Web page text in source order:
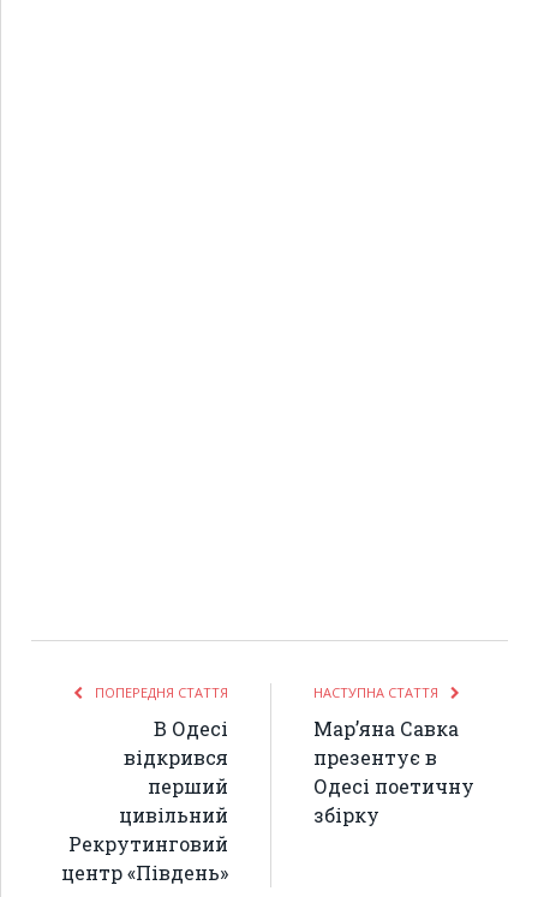
ПОПЕРЕДНЯ СТАТТЯ
В Одесі
відкрився
перший
цивільний
Рекрутинговий
центр «Південь»
НАСТУПНА СТАТТЯ
Мар’яна Савка
презентує в
Одесі поетичну
збірку